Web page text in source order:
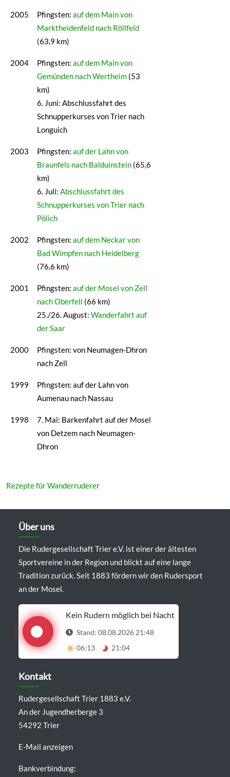
2005 Pfingsten: auf dem Main von
Marktheidenfeld nach Röllfeld
(63,9 km)
2004 Pfingsten: auf dem Main von
Gemünden nach Wertheim (53
km)
6. Juni: Abschlussfahrt des
Schnupperkurses von Trier nach
Longuich
2003 Pfingsten: auf der Lahn von
Braunfels nach Balduinstein (65,6
km)
6. Juli: Abschlussfahrt des
Schnupperkurses von Trier nach
Pölich
2002 Pfingsten: auf dem Neckar von
Bad Wimpfen nach Heidelberg
(76,6 km)
2001 Pfingsten: auf der Mosel von Zell
nach Oberfell (66 km)
25./26. August: Wanderfahrt auf
der Saar
2000
Pfingsten: von Neumagen-Dhron
nach Zell
1999
Pfingsten: auf der Lahn von
Aumenau nach Nassau
1998
7. Mai: Barkenfahrt auf der Mosel
von Detzem nach Neumagen-
Dhron
Rezepte für Wanderruderer
Über uns
Die Rudergesellschaft Trier e.V. ist einer der ältesten
Sportvereine in der Region und blickt auf eine lange
Tradition zurück. Seit 1883 fördern wir den Rudersport
an der Mosel.
Kein Rudern möglich bei Nacht
Stand: 08.08.2026 21:48
06:13
21:04
Details anzeigen
Kontakt
Rudergesellschaft Trier 1883 e.V.
An der Jugendherberge 3
54292 Trier
E-Mail anzeigen
Bankverbindung: